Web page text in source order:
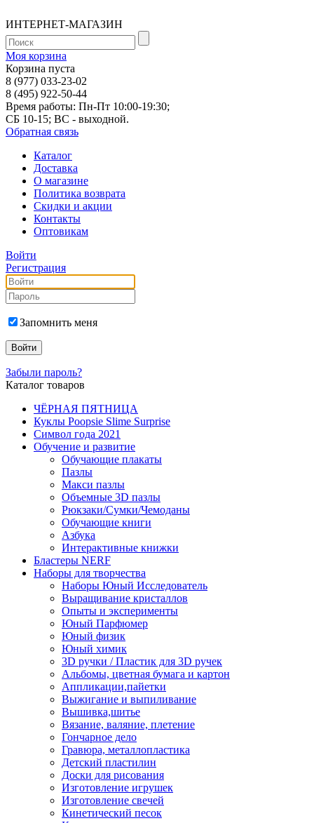
ИНТЕРНЕТ-МАГАЗИН
Моя корзина
Корзина пуста
8 (977) 033-23-02
8 (495) 922-50-44
Время работы: Пн-Пт 10:00-19:30;
СБ 10-15; ВС - выходной.
Обратная связь
Каталог
Доставка
О магазине
Политика возврата
Скидки и акции
Контакты
Оптовикам
Войти
Регистрация
Запомнить меня
Забыли пароль?
Каталог товаров
ЧЁРНАЯ ПЯТНИЦА
Куклы Poopsie Slime Surprise
Символ года 2021
Обучение и развитие
Обучающие плакаты
Пазлы
Макси пазлы
Объемные 3D пазлы
Рюкзаки/Сумки/Чемоданы
Обучающие книги
Азбука
Интерактивные книжки
Бластеры NERF
Наборы для творчества
Наборы Юный Исследователь
Выращивание кристаллов
Опыты и эксперименты
Юный Парфюмер
Юный физик
Юный химик
3D ручки / Пластик для 3D ручек
Альбомы, цветная бумага и картон
Аппликации,пайетки
Выжигание и выпиливание
Вышивка,шитье
Вязание, валяние, плетение
Гончарное дело
Гравюра, металлопластика
Детский пластилин
Доски для рисования
Изготовление игрушек
Изготовление свечей
Кинетический песок